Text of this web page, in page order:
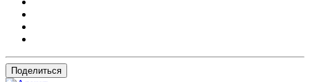
Поделиться